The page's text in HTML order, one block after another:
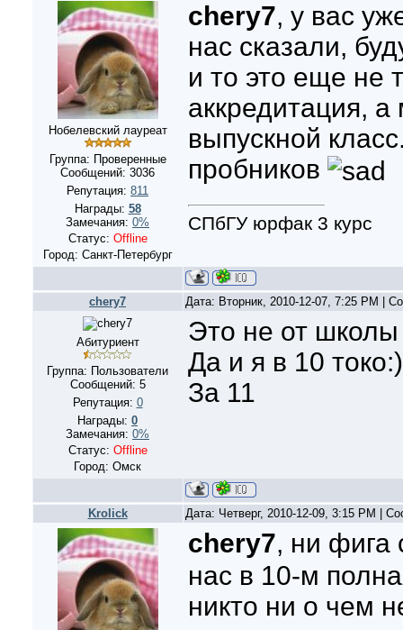
Нобелевский лауреат
Группа: Проверенные
Сообщений: 3036
Репутация: 811
Награды: 58
Замечания: 0%
Статус: Offline
Город: Санкт-Петербург
chery7, у вас
нас сказали,
и то это еще не
аккредитация,
выпускной
пробников
СПбГУ юрфак 3 курс
chery7 Дата: Вторник, 2010-12-07, 7:25 PM |
Абитуриент
Группа: Пользователи
Сообщений: 5
Репутация: 0
Награды: 0
Замечания: 0%
Статус: Offline
Город: Омск
Это не от школы
Да и я в 10
За 11
Krolick Дата: Четверг, 2010-12-09, 3:15 PM |
chery7, ни фига
нас в 10-м
никто ни о чем